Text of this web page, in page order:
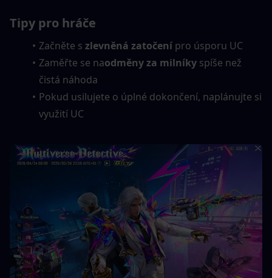
Tipy pro hráče
Začněte s zlevněná zatočení pro úsporu UC
Zaměřte se naodměny za milníky spíše než
čistá náhoda
Pokud usilujete o úplné dokončení, naplánujte si
využití UC